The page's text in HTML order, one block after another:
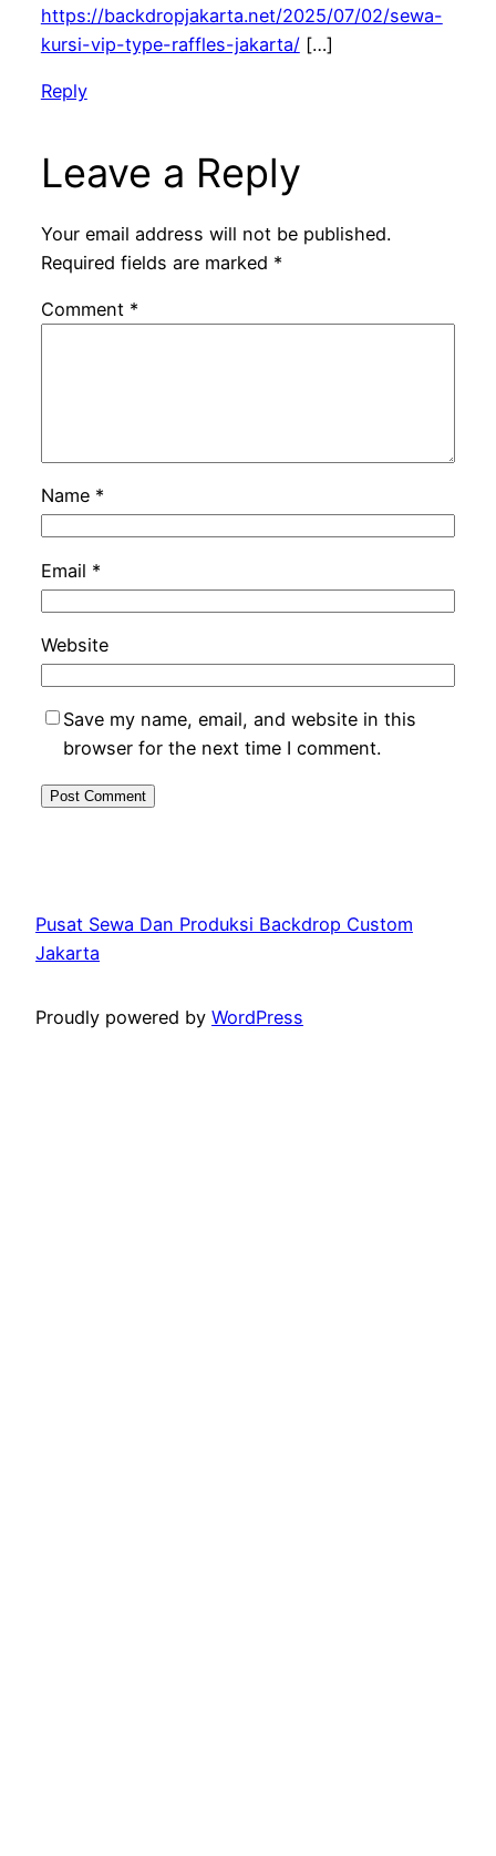
https://backdropjakarta.net/2025/07/02/sewa-
kursi-vip-type-raffles-jakarta/[…]
Reply
Leave a Reply
Your email address will not be published.
Required fields are marked *
Comment *
Name *
Email *
Website
Save my name, email, and website in this
browser for the next time I comment.
Pusat Sewa Dan Produksi Backdrop Custom
Jakarta
Proudly powered by WordPress